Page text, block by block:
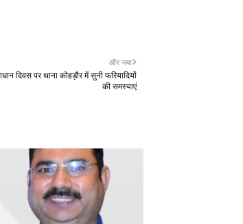
और नया
दिवस पर थाना कोहड़ौर में सुनी फरियादियों
की समस्याएं